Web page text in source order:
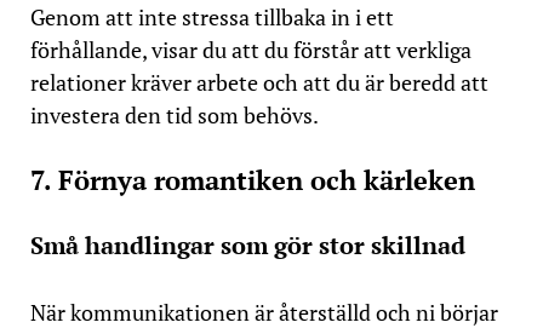
Genom att inte stressa tillbaka in i ett
förhållande, visar du att du förstår att verkliga
relationer kräver arbete och att du är beredd att
investera den tid som behövs.
7. Förnya romantiken och kärleken
Små handlingar som gör stor skillnad
När kommunikationen är återställd och ni börjar